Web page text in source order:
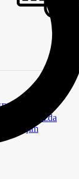
Hakkımızda
İletişim